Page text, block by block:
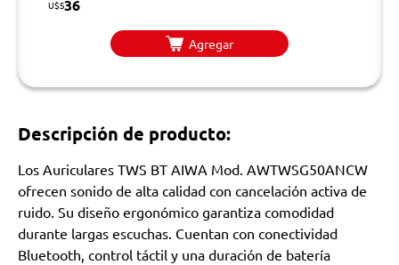
U$S36
Agregar
Descripción de producto:
Los Auriculares TWS BT AIWA Mod. AWTWSG50ANCW
ofrecen sonido de alta calidad con cancelación activa de
ruido. Su diseño ergonómico garantiza comodidad
durante largas escuchas. Cuentan con conectividad
Bluetooth, control táctil y una duración de batería